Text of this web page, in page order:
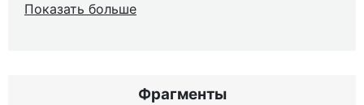
Показать больше
Фрагменты